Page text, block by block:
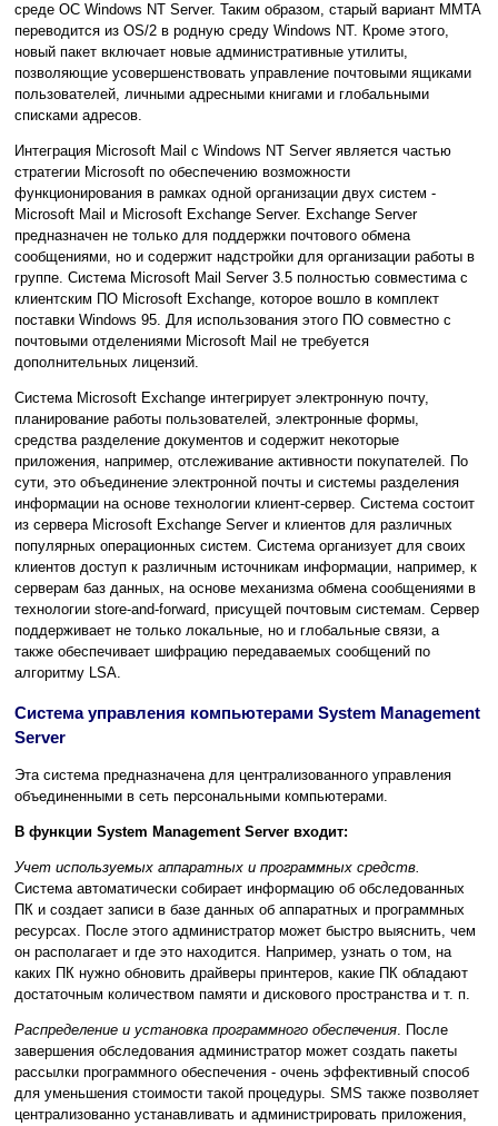
среде ОС Windows NT Server. Таким образом, старый вариант MMTA
переводится из OS/2 в родную среду Windows NT. Кроме этого,
новый пакет включает новые административные утилиты,
позволяющие усовершенствовать управление почтовыми ящиками
пользователей, личными адресными книгами и глобальными
списками адресов.
Интеграция Microsoft Mail с Windows NT Server является частью
стратегии Microsoft по обеспечению возможности
функционирования в рамках одной организации двух систем -
Microsoft Mail и Microsoft Exchange Server. Exchange Server
предназначен не только для поддержки почтового обмена
сообщениями, но и содержит надстройки для организации работы в
группе. Система Microsoft Mail Server 3.5 полностью совместима с
клиентским ПО Microsoft Exchange, которое вошло в комплект
поставки Windows 95. Для использования этого ПО совместно с
почтовыми отделениями Microsoft Mail не требуется
дополнительных лицензий.
Система Microsoft Exchange интегрирует электронную почту,
планирование работы пользователей, электронные формы,
средства разделение документов и содержит некоторые
приложения, например, отслеживание активности покупателей. По
сути, это объединение электронной почты и системы разделения
информации на основе технологии клиент-сервер. Система состоит
из сервера Microsoft Exchange Server и клиентов для различных
популярных операционных систем. Система организует для своих
клиентов доступ к различным источникам информации, например, к
серверам баз данных, на основе механизма обмена сообщениями в
технологии store-and-forward, присущей почтовым системам. Сервер
поддерживает не только локальные, но и глобальные связи, а
также обеспечивает шифрацию передаваемых сообщений по
алгоритму LSA.
Система управления компьютерами System Management
Server
Эта система предназначена для централизованного управления
объединенными в сеть персональными компьютерами.
В функции System Management Server входит:
Учет используемых аппаратных и программных средств.
Система автоматически собирает информацию об обследованных
ПК и создает записи в базе данных об аппаратных и программных
ресурсах. После этого администратор может быстро выяснить, чем
он располагает и где это находится. Например, узнать о том, на
каких ПК нужно обновить драйверы принтеров, какие ПК обладают
достаточным количеством памяти и дискового пространства и т. п.
Распределение и установка программного обеспечения. После
завершения обследования администратор может создать пакеты
рассылки программного обеспечения - очень эффективный способ
для уменьшения стоимости такой процедуры. SMS также позволяет
централизованно устанавливать и администрировать приложения,